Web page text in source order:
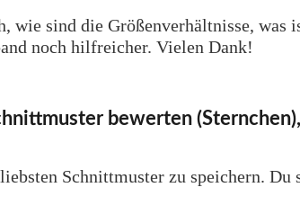
wie sind die Größenverhältnisse,
noch hilfreicher. Vielen Dank!
bewerten
Schnittmuster zu speichern.